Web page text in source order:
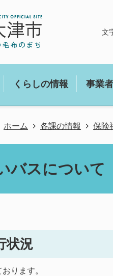
文
くらしの情報 事業
ホーム 各課の情報 保険
バスについて
状況
ります。